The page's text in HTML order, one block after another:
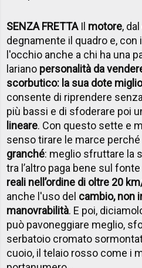
SENZA FRETTAIl motore,
degnamente il quadro e, con
l'occhio anche a chi ha una
lariano personalità da
scorbutico: la sua dote
consente di riprendere
più bassi e di sfoderare poi
lineare. Con questo sette e
senso tirare le marce perché
granché: meglio sfruttare la
tra l’altro paga bene sul
reali nell’ordine di oltre 20
anche l'uso del cambio, non
manovrabilità. E poi,
può pavoneggiare meglio,
serbatoio cromato
cuoio, il telaio rosso come i